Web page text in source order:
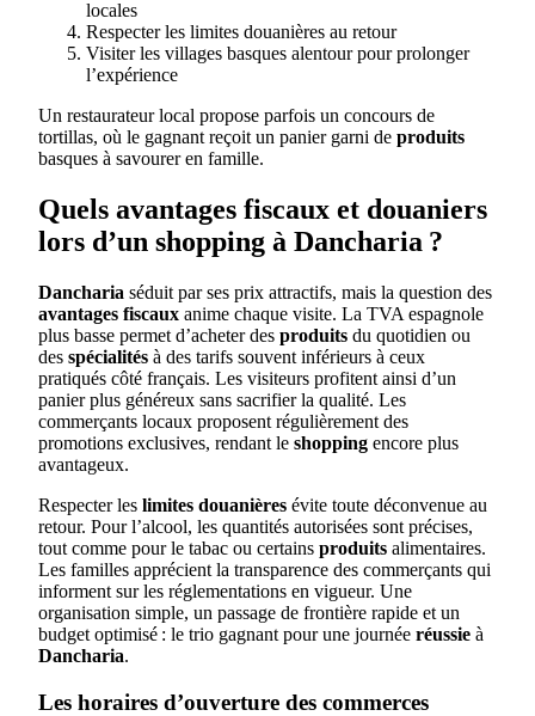
locales
Respecter les limites douanières au retour
Visiter les villages basques alentour pour prolonger
l’expérience
Un restaurateur local propose parfois un concours de
tortillas, où le gagnant reçoit un panier garni de produits
basques à savourer en famille.
Quels avantages fiscaux et douaniers
lors d’un shopping à Dancharia ?
Dancharia séduit par ses prix attractifs, mais la question des
avantages fiscaux anime chaque visite. La TVA espagnole
plus basse permet d’acheter des produits du quotidien ou
des spécialités à des tarifs souvent inférieurs à ceux
pratiqués côté français. Les visiteurs profitent ainsi d’un
panier plus généreux sans sacrifier la qualité. Les
commerçants locaux proposent régulièrement des
promotions exclusives, rendant le shopping encore plus
avantageux.
Respecter les limites douanières évite toute déconvenue au
retour. Pour l’alcool, les quantités autorisées sont précises,
tout comme pour le tabac ou certains produits alimentaires.
Les familles apprécient la transparence des commerçants qui
informent sur les réglementations en vigueur. Une
organisation simple, un passage de frontière rapide et un
budget optimisé : le trio gagnant pour une journée réussie à
Dancharia.
Les horaires d’ouverture des commerces